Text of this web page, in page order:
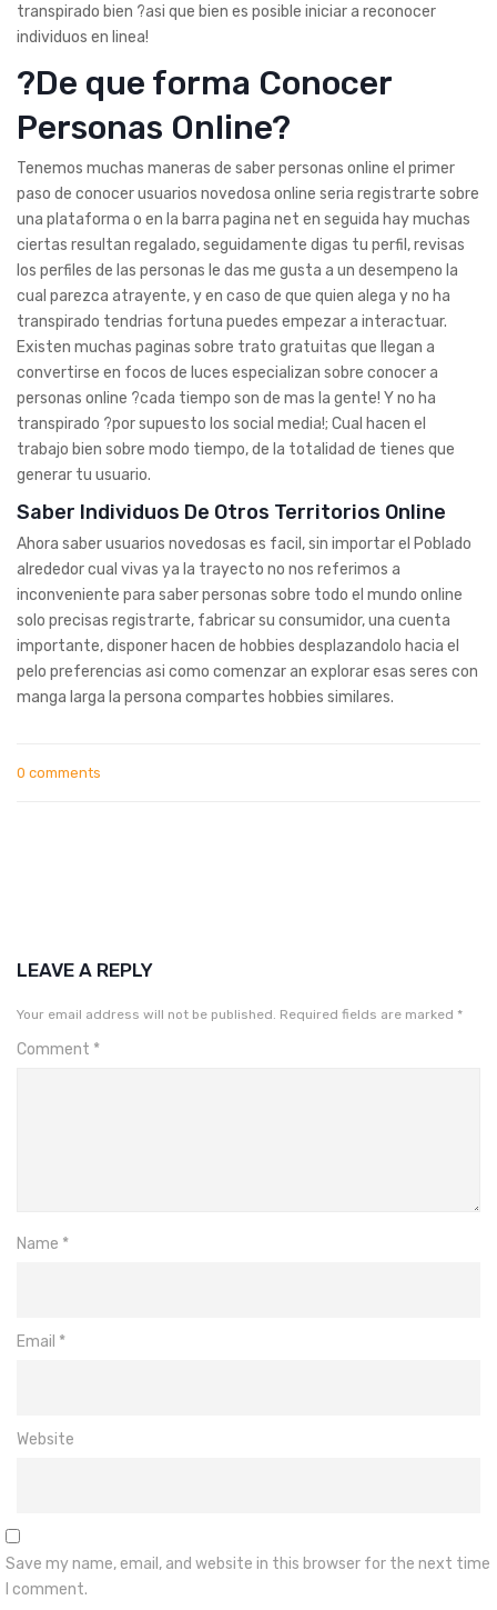
transpirado bien ?asi que bien es posible iniciar a reconocer
individuos en linea!
?De que forma Conocer
Personas Online?
Tenemos muchas maneras de saber personas online el primer
paso de conocer usuarios novedosa online seri­a registrarte sobre
una plataforma o en la barra pagina net en seguida hay muchas
ciertas resultan regalado, seguidamente digas tu perfil, revisas
los perfiles de las personas le das me gusta a un desempeno la
cual parezca atrayente, y en caso de que quien alega y no ha
transpirado tendri­as fortuna puedes empezar a interactuar.
Existen muchas paginas sobre trato gratuitas que llegan a
convertirse en focos de luces especializan sobre conocer a
personas online ?cada tiempo son de mas la gente! Y no ha
transpirado ?por supuesto los social media!; Cual hacen el
trabajo bien sobre modo tiempo, de la totalidad de tienes que
generar tu usuario.
Saber Individuos De Otros Territorios Online
Ahora saber usuarios novedosas es facil, sin importar el Poblado
alrededor cual vivas ya la trayecto no nos referimos a
inconveniente para saber personas sobre todo el mundo online
solo precisas registrarte, fabricar su consumidor, una cuenta
importante, disponer hacen de hobbies desplazandolo hacia el
pelo preferencias asi­ como comenzar an explorar esas seres con
manga larga la persona compartes hobbies similares.
0 comments
LEAVE A REPLY
Your email address will not be published. Required fields are marked *
Comment *
Name *
Email *
Website
Save my name, email, and website in this browser for the next time
I comment.